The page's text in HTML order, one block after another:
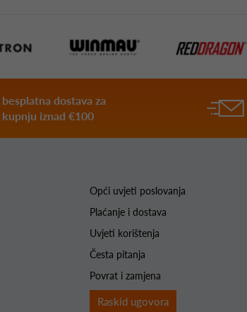
besplatna dostava za
kupnju iznad €100
Opći uvjeti poslovanja
Plaćanje i dostava
Uvjeti korištenja
Česta pitanja
Povrat i zamjena
Raskid ugovora